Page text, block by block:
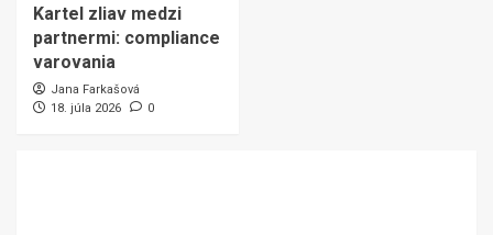
Kartel zliav medzi
partnermi: compliance
varovania
Jana Farkašová
18. júla 2026
0